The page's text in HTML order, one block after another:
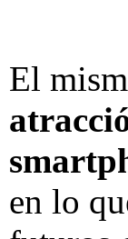
El
en lo